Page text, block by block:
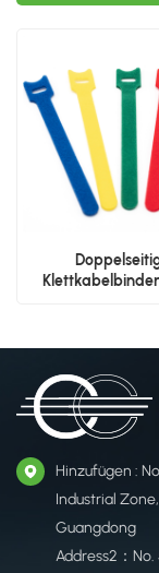
Hinzufügen :
Industrial
Guangdong
Address2：No.